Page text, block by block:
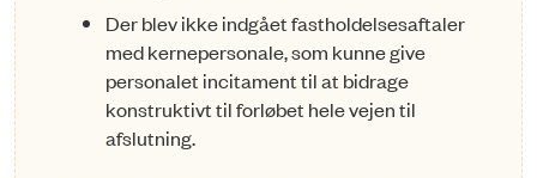
Der blev ikke indgået fastholdelsesaftaler
med kernepersonale, som kunne give
personalet incitament til at bidrage
konstruktivt til forløbet hele vejen til
afslut­ning.